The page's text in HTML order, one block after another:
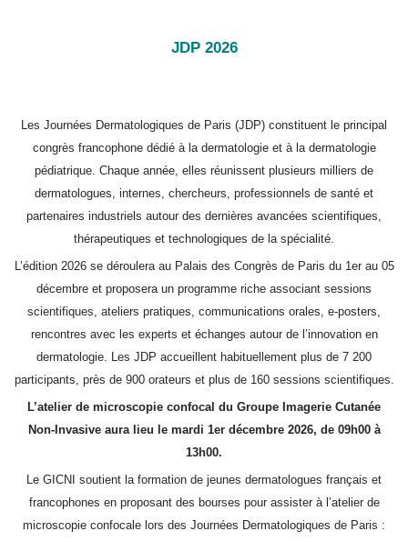
JDP 2026
Les Journées Dermatologiques de Paris (JDP) constituent le principal
congrès francophone dédié à la dermatologie et à la dermatologie
pédiatrique. Chaque année, elles réunissent plusieurs milliers de
dermatologues, internes, chercheurs, professionnels de santé et
partenaires industriels autour des dernières avancées scientifiques,
thérapeutiques et technologiques de la spécialité.
L’édition 2026 se déroulera au Palais des Congrès de Paris du 1er au 05
décembre et proposera un programme riche associant sessions
scientifiques, ateliers pratiques, communications orales, e-posters,
rencontres avec les experts et échanges autour de l’innovation en
dermatologie. Les JDP accueillent habituellement plus de 7 200
participants, près de 900 orateurs et plus de 160 sessions scientifiques.
L’atelier de microscopie confocal du Groupe Imagerie Cutanée
Non-Invasive aura lieu le mardi 1er décembre 2026, de 09h00 à
13h00.
Le GICNI soutient la formation de jeunes dermatologues français et
francophones en proposant des bourses pour assister à l’atelier de
microscopie confocale lors des Journées Dermatologiques de Paris :